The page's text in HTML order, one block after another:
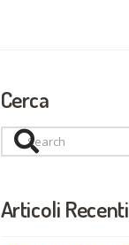
Cerca
Search
Articoli Recenti